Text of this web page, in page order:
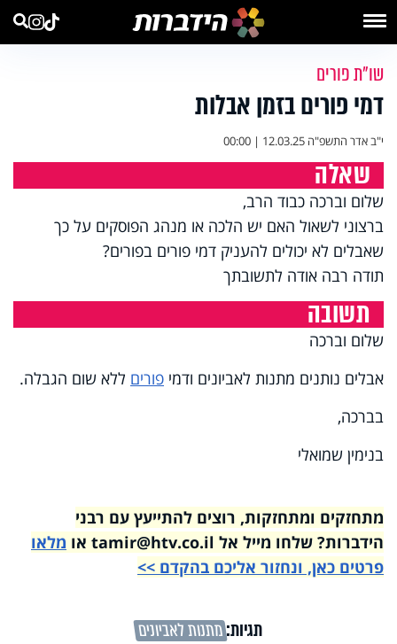
שו"ת פורים
דמי פורים בזמן אבלות
י"ב אדר התשפ"ה 12.03.25 | 00:00
שאלה
שלום וברכה כבוד הרב,
ברצוני לשאול האם יש הלכה או מנהג הפוסקים על כך
שאבלים לא יכולים להעניק דמי פורים בפורים?
תודה רבה אודה לתשובתך
תשובה
שלום וברכה
אבלים נותנים מתנות לאביונים ודמי פורים ללא שום הגבלה.
בברכה,
בנימין שמואלי
מתחזקים ומתחזקות, רוצים להתייעץ עם רבני
הידברות? שלחו מייל אל tamir@htv.co.il או
מלאו
פרטים כאן, ונחזור אליכם בהקדם >>
תגיות:מתנות לאביונים